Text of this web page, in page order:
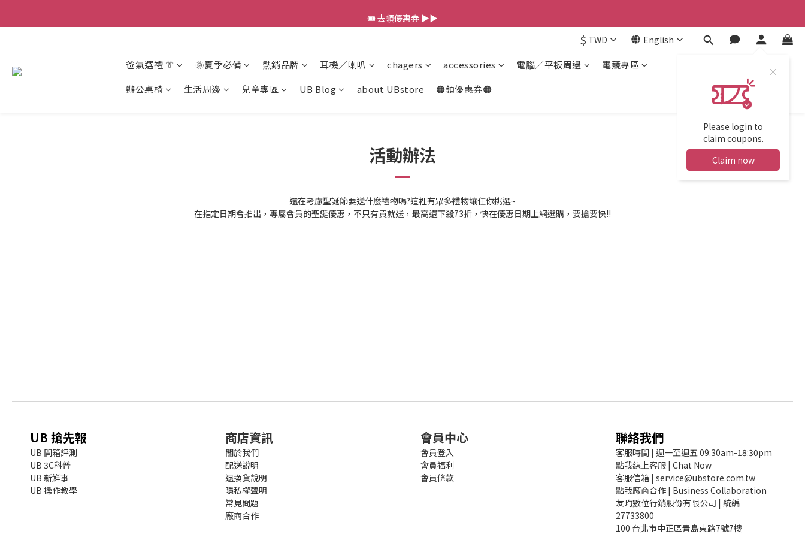
💰新會員送 $88 購物金
🎟️ 去領優惠券 ▶▶
$ TWD English
Please login to
claim coupons.
Claim now
爸氣選禮 👔 🌞夏季必備 熱銷品牌 耳機／喇叭 chagers accessories 電腦／平板周邊
電競專區
辦公桌椅
生活周邊 兒童專區 UB Blog about UBstore 🟠領優惠券🟠
活動辦法
還在考慮聖誕節要送什麼禮物嗎?這裡有眾多禮物讓任你挑選~
在指定日期會推出，專屬會員的聖誕優惠，不只有買就送，最高還下殺73折，快在優惠日期上網選購，要搶要快!!
UB 搶先報
UB 開箱評測
UB 3C科普
UB 新鮮事
UB 操作教學
商店資訊
關於我們
配送說明
退換貨說明
隱私權聲明
常見問題
廠商合作
會員中心
會員登入
會員福利
會員條款
聯絡我們
客服時間 | 週一至週五 09:30am-18:30pm
點我線上客服 | Chat Now
客服信箱 | service@ubstore.com.tw
點我廠商合作 | Business Collaboration
友均數位行銷股份有限公司 | 統編
27733800
100 台北市中正區青島東路7號7樓